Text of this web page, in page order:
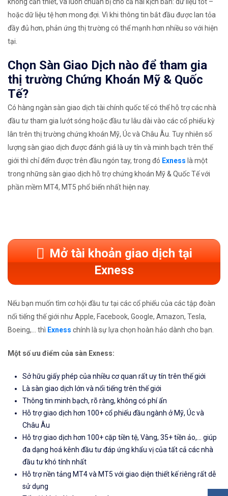
không cần thiết, và luôn chuẩn bị cho cả hai kịch bản: dữ liệu tốt –
hoặc dữ liệu tệ hơn mong đợi. Vì khi thông tin bắt đầu được lan tỏa
đầy đủ hơn, phản ứng thị trường có thể mạnh hơn nhiều so với hiện
tại.
Chọn Sàn Giao Dịch nào để tham gia
thị trường Chứng Khoán Mỹ & Quốc
Tế?
Có hàng ngàn sàn giao dịch tài chính quốc tế có thể hỗ trợ các nhà
đầu tư tham gia lướt sóng hoặc đầu tư lâu dài vào các cổ phiếu kỳ
lân trên thị trường chứng khoán Mỹ, Úc và Châu Âu. Tuy nhiên số
lượng sàn giao dịch được đánh giá là uy tín và minh bạch trên thế
giới thì chỉ đếm được trên đầu ngón tay, trong đó Exness là một
trong những sàn giao dịch hỗ trợ chứng khoán Mỹ & Quốc Tế với
phần mềm MT4, MT5 phổ biến nhất hiện nay.
Mở tài khoản giao dịch tại
Exness
Nếu bạn muốn tìm cơ hội đầu tư tại các cổ phiếu của các tập đoàn
nổi tiếng thế giới như Apple, Facebook, Google, Amazon, Tesla,
Boeing,... thì Exness chính là sự lựa chọn hoàn hảo dành cho bạn.
Một số ưu điểm của sàn Exness:
Sở hữu giấy phép của nhiều cơ quan rất uy tín trên thế giới
Là sàn giao dịch lớn và nổi tiếng trên thế giới
Thông tin minh bạch, rõ ràng, không có phí ẩn
Hỗ trợ giao dịch hơn 100+ cổ phiếu đầu ngành ở Mỹ, Úc và
Châu Âu
Hỗ trợ giao dịch hơn 100+ cặp tiền tệ, Vàng, 35+ tiền ảo,... giúp
đa dạng hoá kênh đầu tư đáp ứng khẩu vị của tất cả các nhà
đầu tư khó tính nhất
Hỗ trợ nền tảng MT4 và MT5 với giao diện thiết kế riêng rất dễ
sử dụng